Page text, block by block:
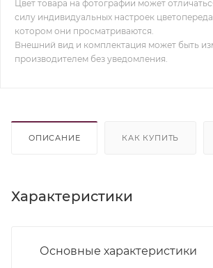
Цвет товара на фотографии может
силу индивидуальных настроек
котором они просматриваются.
Внешний вид и комплектация может быть
производителем без уведомления.
ОПИСАНИЕ КАК КУПИТЬ
Характеристики
Основные характеристики